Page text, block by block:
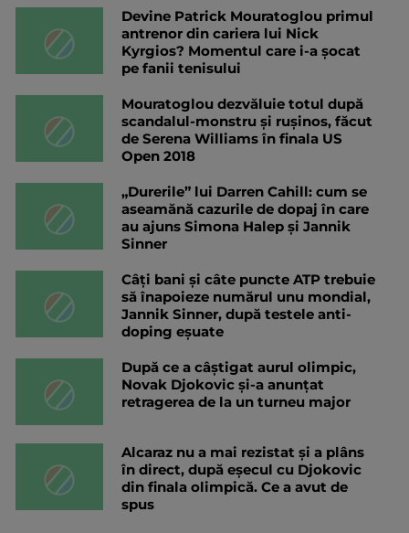
Devine Patrick Mouratoglou primul
antrenor din cariera lui Nick
Kyrgios? Momentul care i-a șocat
pe fanii tenisului
Mouratoglou dezvăluie totul după
scandalul-monstru și rușinos, făcut
de Serena Williams în finala US
Open 2018
„Durerile” lui Darren Cahill: cum se
aseamănă cazurile de dopaj în care
au ajuns Simona Halep și Jannik
Sinner
Câți bani și câte puncte ATP trebuie
să înapoieze numărul unu mondial,
Jannik Sinner, după testele anti-
doping eșuate
După ce a câștigat aurul olimpic,
Novak Djokovic și-a anunțat
retragerea de la un turneu major
Alcaraz nu a mai rezistat și a plâns
în direct, după eșecul cu Djokovic
din finala olimpică. Ce a avut de
spus